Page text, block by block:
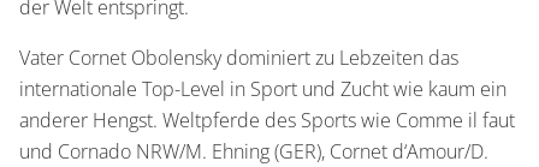
der Welt entspringt.
Vater Cornet Obolensky dominiert zu Lebzeiten das
internationale Top-Level in Sport und Zucht wie kaum ein
anderer Hengst. Weltpferde des Sports wie Comme il faut
und Cornado NRW/M. Ehning (GER), Cornet d‘Amour/D.